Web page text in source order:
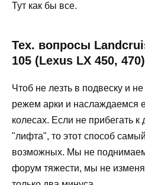
Тут как бы все.
Тех. вопросы
105 (Lexus LX 450, 470)
Чтоб не лезть в подвеску и
режем арки и наслаждаемся
колесах. Если не прибегать к
"лифта", то этот способ
возможных. Мы не
форум тяжести, мы не